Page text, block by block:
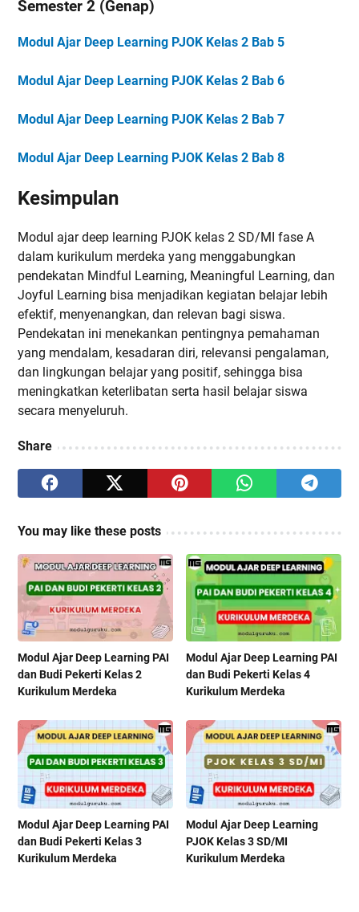
Semester 2 (Genap)
Modul Ajar Deep Learning PJOK Kelas 2 Bab 5
Modul Ajar Deep Learning PJOK Kelas 2 Bab 6
Modul Ajar Deep Learning PJOK Kelas 2 Bab 7
Modul Ajar Deep Learning PJOK Kelas 2 Bab 8
Kesimpulan
Modul ajar deep learning PJOK kelas 2 SD/MI fase A
dalam kurikulum merdeka yang menggabungkan
pendekatan Mindful Learning, Meaningful Learning, dan
Joyful Learning bisa menjadikan kegiatan belajar lebih
efektif, menyenangkan, dan relevan bagi siswa.
Pendekatan ini menekankan pentingnya pemahaman
yang mendalam, kesadaran diri, relevansi pengalaman,
dan lingkungan belajar yang positif, sehingga bisa
meningkatkan keterlibatan serta hasil belajar siswa
secara menyeluruh.
Share
You may like these posts
Modul Ajar Deep Learning PAI
dan Budi Pekerti Kelas 2
Kurikulum Merdeka
Modul Ajar Deep Learning PAI
dan Budi Pekerti Kelas 4
Kurikulum Merdeka
Modul Ajar Deep Learning PAI
dan Budi Pekerti Kelas 3
Kurikulum Merdeka
Modul Ajar Deep Learning
PJOK Kelas 3 SD/MI
Kurikulum Merdeka